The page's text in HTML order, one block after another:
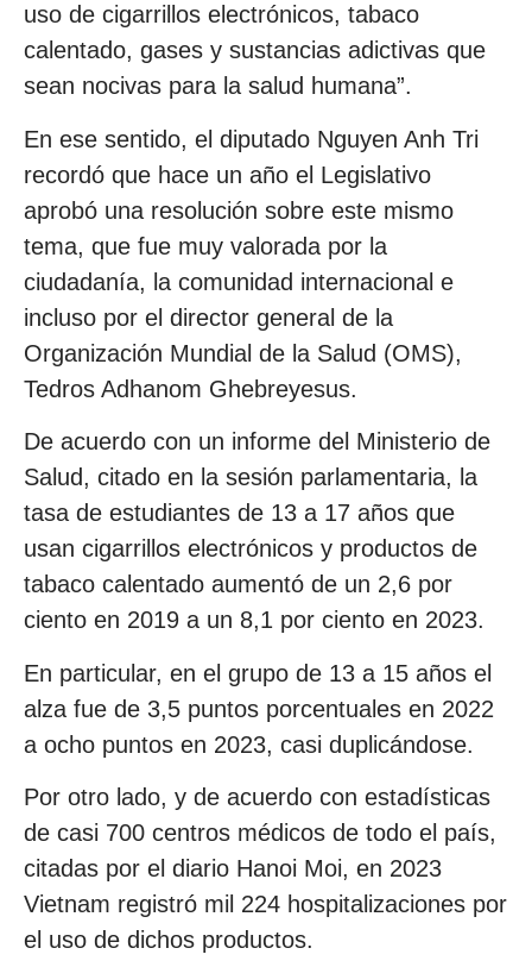
uso de cigarrillos electrónicos, tabaco
calentado, gases y sustancias adictivas que
sean nocivas para la salud humana”.
En ese sentido, el diputado Nguyen Anh Tri
recordó que hace un año el Legislativo
aprobó una resolución sobre este mismo
tema, que fue muy valorada por la
ciudadanía, la comunidad internacional e
incluso por el director general de la
Organización Mundial de la Salud (OMS),
Tedros Adhanom Ghebreyesus.
De acuerdo con un informe del Ministerio de
Salud, citado en la sesión parlamentaria, la
tasa de estudiantes de 13 a 17 años que
usan cigarrillos electrónicos y productos de
tabaco calentado aumentó de un 2,6 por
ciento en 2019 a un 8,1 por ciento en 2023.
En particular, en el grupo de 13 a 15 años el
alza fue de 3,5 puntos porcentuales en 2022
a ocho puntos en 2023, casi duplicándose.
Por otro lado, y de acuerdo con estadísticas
de casi 700 centros médicos de todo el país,
citadas por el diario Hanoi Moi, en 2023
Vietnam registró mil 224 hospitalizaciones por
el uso de dichos productos.